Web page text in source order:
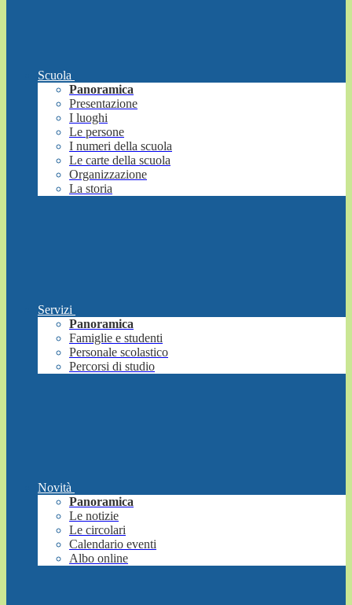
Scuola
Panoramica
Presentazione
I luoghi
Le persone
I numeri della scuola
Le carte della scuola
Organizzazione
La storia
Servizi
Panoramica
Famiglie e studenti
Personale scolastico
Percorsi di studio
Novità
Panoramica
Le notizie
Le circolari
Calendario eventi
Albo online